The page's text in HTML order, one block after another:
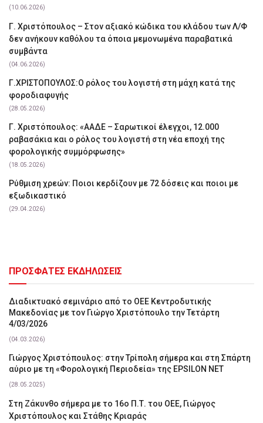
(10.06.2026)
Γ. Χριστόπουλος – Στον αξιακό κώδικα του κλάδου των Λ/Φ
δεν ανήκουν καθόλου τα όποια μεμονωμένα παραβατικά
συμβάντα
(04.06.2026)
Γ.ΧΡΙΣΤΟΠΟΥΛΟΣ:Ο ρόλος του λογιστή στη μάχη κατά της
φοροδιαφυγής
(28.05.2026)
Γ. Χριστόπουλος: «ΑΑΔΕ – Σαρωτικοί έλεγχοι, 12.000
ραβασάκια και ο ρόλος του λογιστή στη νέα εποχή της
φορολογικής συμμόρφωσης»
(18.05.2026)
Ρύθμιση χρεών: Ποιοι κερδίζουν με 72 δόσεις και ποιοι με
εξωδικαστικό
(29.04.2026)
ΠΡΟΣΦΑΤΕΣ ΕΚΔΗΛΩΣΕΙΣ
Διαδικτυακό σεμινάριο από το ΟΕΕ Κεντροδυτικής
Μακεδονίας με τον Γιώργο Χριστόπουλο την Τετάρτη
4/03/2026
(04.03.2026)
Γιώργος Χριστόπουλος: στην Τρίπολη σήμερα και στη Σπάρτη
αύριο με τη «Φορολογική Περιοδεία» της EPSILON NET
(28.05.2025)
Στη Ζάκυνθο σήμερα με το 16ο Π.Τ. του ΟΕΕ, Γιώργος
Χριστόπουλος και Στάθης Κριαράς